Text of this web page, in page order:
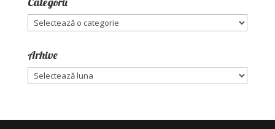
Categorii
Arhive
Arhive